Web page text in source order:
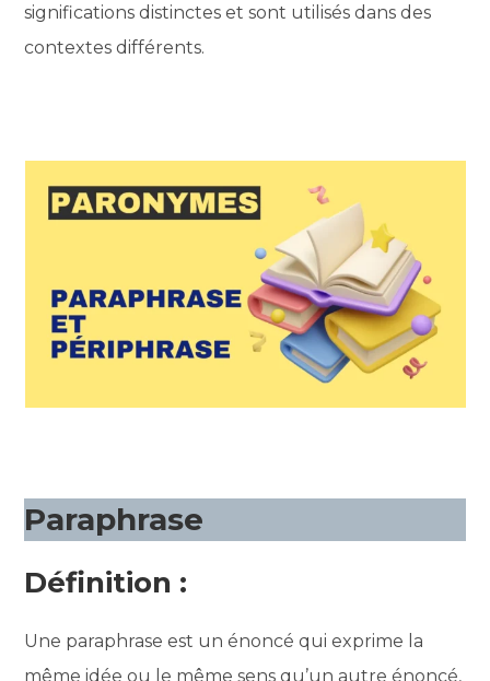
significations distinctes et sont utilisés dans des
contextes différents.
Paraphrase
Définition :
Une paraphrase est un énoncé qui exprime la
même idée ou le même sens qu’un autre énoncé,